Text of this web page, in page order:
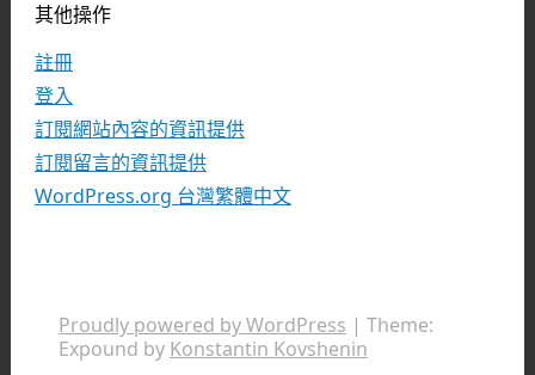
其他操作
註冊
登入
訂閱網站內容的資訊提供
訂閱留言的資訊提供
WordPress.org 台灣繁體中文
Proudly powered by WordPress | Theme:
Expound by Konstantin Kovshenin